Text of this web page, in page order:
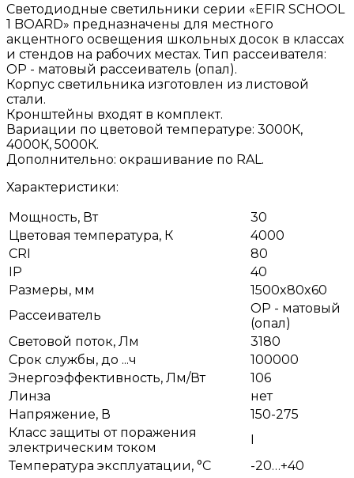
Светодиодные светильники серии «EFIR SCHOOL
1 BOARD» предназначены для местного
акцентного освещения школьных досок в классах
и стендов на рабочих местах. Тип рассеивателя:
ОР - матовый рассеиватель (опал).
Корпус светильника изготовлен из листовой
стали.
Кронштейны входят в комплект.
Вариации по цветовой температуре: 3000К,
4000К, 5000К.
Дополнительно: окрашивание по RAL.
Характеристики:
Мощность, Вт
30
Цветовая температура, К
4000
CRI
80
IP
40
Размеры, мм
1500x80x60
Рассеиватель
OP - матовый
(опал)
Световой поток, Лм
3180
Срок службы, до ...ч
100000
Энергоэффективность, Лм/Вт
106
Линза
нет
Напряжение, В
150-275
Класс защиты от поражения
электрическим током
I
Температура эксплуатации, °С
-20…+40